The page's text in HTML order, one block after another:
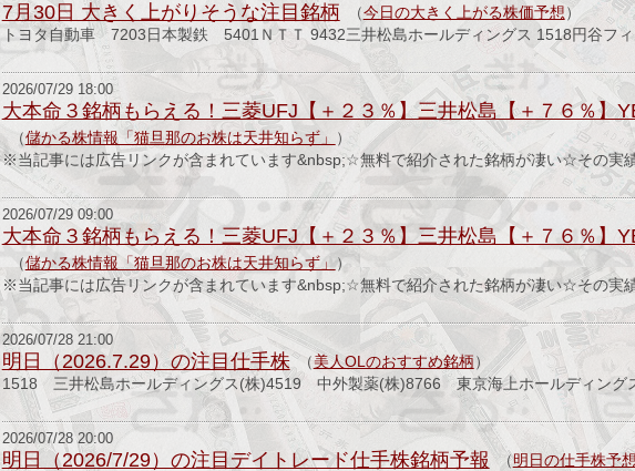
7月30日 大きく上がりそうな注目銘柄 （今日の大きく上がる株価予想）
トヨタ自動車 7203日本製鉄 5401ＮＴＴ 9432三井松島ホールディングス 1518円谷フ
2026/07/29 18:00
大本命３銘柄もらえる！三菱UFJ【＋２３％】三井松島【＋７６％】
（儲かる株情報「猫旦那のお株は天井知らず」
）
※当記事には広告リンクが含まれています&nbsp;☆無料で紹介された銘柄が凄い☆その実
2026/07/29 09:00
大本命３銘柄もらえる！三菱UFJ【＋２３％】三井松島【＋７６％】
（儲かる株情報「猫旦那のお株は天井知らず」 ）
※当記事には広告リンクが含まれています&nbsp;☆無料で紹介された銘柄が凄い☆その実
2026/07/28 21:00
明日（2026.7.29）の注目仕手株 （美人OLのおすすめ銘柄）
1518 三井松島ホールディングス(株)4519 中外製薬(株)8766 東京海上ホールディング
2026/07/28 20:00
明日（2026/7/29）の注目デイトレード仕手株銘柄予報 （明日の仕手株予